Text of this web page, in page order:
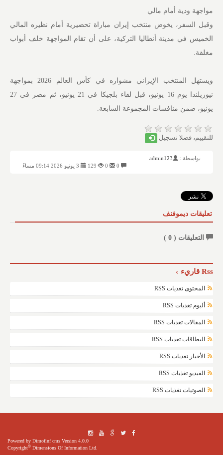
مواجهة ودية أمام مالي
وقبل السفر، يخوض منتخب إيران مباراة تحضيرية أمام نظيره المالي
الخميس في مدينة أنطاليا التركية، على أن تقام المواجهة خلف أبواب
مغلقة.
ويستهل المنتخب الإيراني مشواره في كأس العالم 2026 بمواجهة
نيوزيلندا يوم 16 يونيو، قبل لقاء بلجيكا في 21 يونيو، ثم مصر في 27
يونيو، ضمن منافسات المجموعة السابعة.
للتقييم، فضلا تسجيل
بواسطة :
admin123
129
تعليقات ديموفنف
التعليقات ( 0
)
Rss قاريء
المحتوى تغذيات RSS
ألبوم تغذيات RSS
المقالات تغذيات RSS
البطاقات تغذيات RSS
الأخبار تغذيات RSS
الفيديو تغذيات RSS
الصوتيات تغذيات RSS
Powered by Dimofinf cms Version 4.0.0
Copyright© Dimensions Of Information Ltd.